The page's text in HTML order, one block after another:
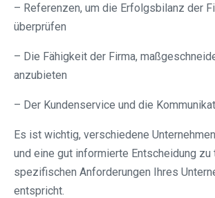
– Referenzen, um die Erfolgsbilanz der
überprüfen
– Die Fähigkeit der Firma,
anzubieten
– Der Kundenservice und die
Es ist wichtig, verschiedene
und eine gut informierte Entscheidung
spezifischen Anforderungen Ihres
entspricht.